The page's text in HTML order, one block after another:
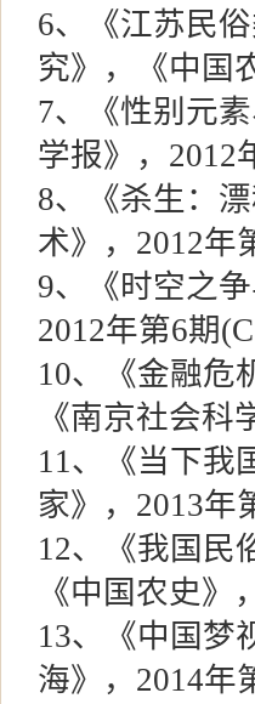
6、《江苏民
究》，《中国
7、《性别元
学报》，2012
8、《杀生：
术》，2012年
9、《时空之
2012年第6期
10、《金融危
《南京社会科
11、《当下我
家》，2013年
12、《我国民
《中国农史》
13、《中国梦
海》，2014年